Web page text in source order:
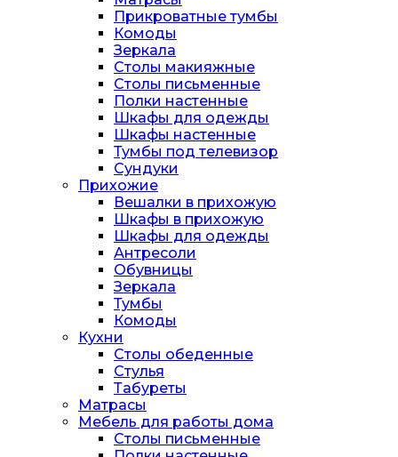
Прикроватные тумбы
Комоды
Зеркала
Столы макияжные
Столы письменные
Полки настенные
Шкафы для одежды
Шкафы настенные
Тумбы под телевизор
Сундуки
Прихожие
Вешалки в прихожую
Шкафы в прихожую
Шкафы для одежды
Антресоли
Обувницы
Зеркала
Тумбы
Комоды
Кухни
Столы обеденные
Стулья
Табуреты
Матрасы
Мебель для работы дома
Столы письменные